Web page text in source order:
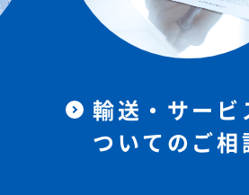
輸送・サービ
ついてのご相